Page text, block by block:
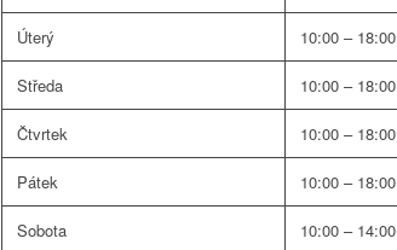
Úterý 10:00 – 18:00
Středa 10:00 – 18:00
Čtvrtek 10:00 – 18:00
Pátek 10:00 – 18:00
Sobota 10:00 – 14:00